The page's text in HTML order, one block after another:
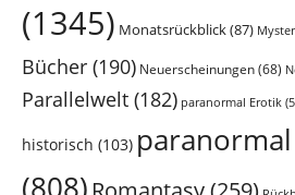
(1345) Monatsrückblick(87)
Bücher (190) Neuerscheinungen(68)
Parallelwelt (182) paranormal Erotik
historisch (103)